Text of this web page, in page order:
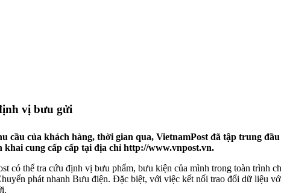
vị bưu gửi
cầu của khách hàng, thời gian qua, VietnamPost đã tập trung
cung cấp cấp tại địa chỉ http://www.vnpost.vn.
có thể tra cứu định vị bưu phẩm, bưu kiện của mình trong toàn
phát nhanh Bưu điện. Đặc biệt, với việc kết nối trao đổi dữ liệu